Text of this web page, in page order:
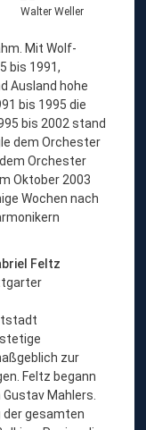
Walter Weller
Mit Wolf-
bis 1991,
Ausland hohe
bis 1995 die
bis 2002 stand
dem Orchester
Orchester
Oktober 2003
Wochen nach
Feltz
zur
Feltz begann
Mahlers.
der gesamten